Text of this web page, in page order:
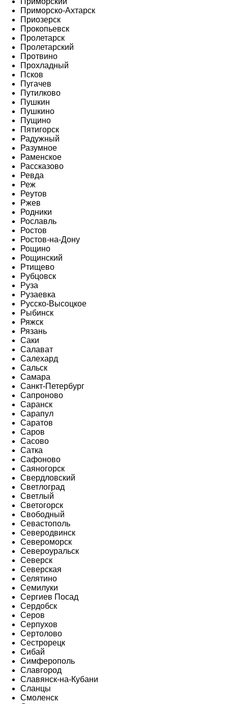
Приморско-Ахтарск
Приозерск
Прокопьевск
Пролетарск
Пролетарский
Протвино
Прохладный
Псков
Пугачев
Путилково
Пушкин
Пушкино
Пущино
Пятигорск
Радужный
Разумное
Раменское
Рассказово
Ревда
Реж
Реутов
Ржев
Родники
Рославль
Ростов
Ростов-на-Дону
Рощино
Рощинский
Ртищево
Рубцовск
Руза
Рузаевка
Русско-Высоцкое
Рыбинск
Ряжск
Рязань
Саки
Салават
Салехард
Сальск
Самара
Санкт-Петербург
Сапроново
Саранск
Сарапул
Саратов
Саров
Сасово
Сатка
Сафоново
Саяногорск
Свердловский
Светлоград
Светлый
Светогорск
Свободный
Севастополь
Северодвинск
Североморск
Североуральск
Северск
Северская
Селятино
Семилуки
Сергиев Посад
Сердобск
Серов
Серпухов
Сертолово
Сестрорецк
Сибай
Симферополь
Славгород
Славянск-на-Кубани
Сланцы
Смоленск